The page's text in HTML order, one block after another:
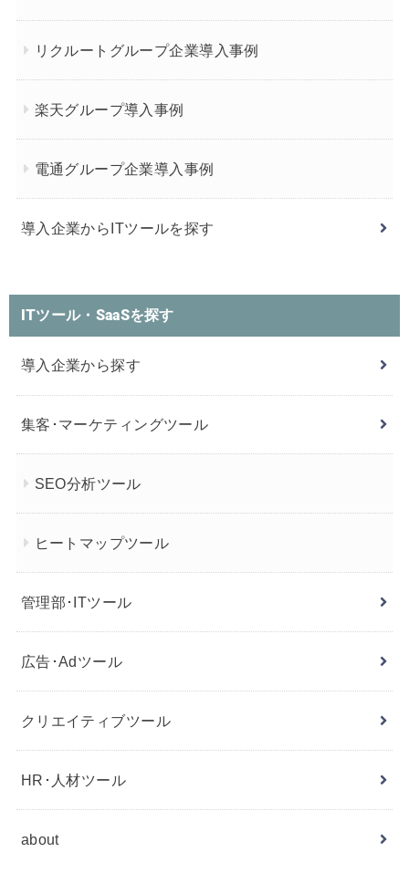
リクルートグループ企業導入事例
楽天グループ導入事例
電通グループ企業導入事例
導入企業からITツールを探す
ITツール・SaaSを探す
導入企業から探す
集客･マーケティングツール
SEO分析ツール
ヒートマップツール
管理部･ITツール
広告･Adツール
クリエイティブツール
HR･人材ツール
about